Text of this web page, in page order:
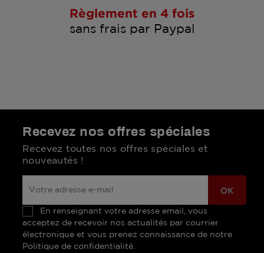
Règlement en 4 fois
sans frais par Paypal
Recevez nos offres spéciales
Recevez toutes nos offres spéciales et
nouveautés !
En renseignant votre adresse email, vous
acceptez de recevoir nos actualités par courrier
électronique et vous prenez connaissance de notre
Politique de confidentialité.